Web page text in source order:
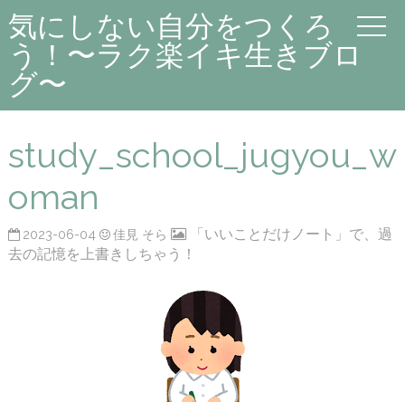
気にしない自分をつくろ
う！〜ラク楽イキ生きブロ
グ〜
study_school_jugyou_w
oman
2023-06-04 佳見 そら
「いいことだけノート」で、過
去の記憶を上書きしちゃう！